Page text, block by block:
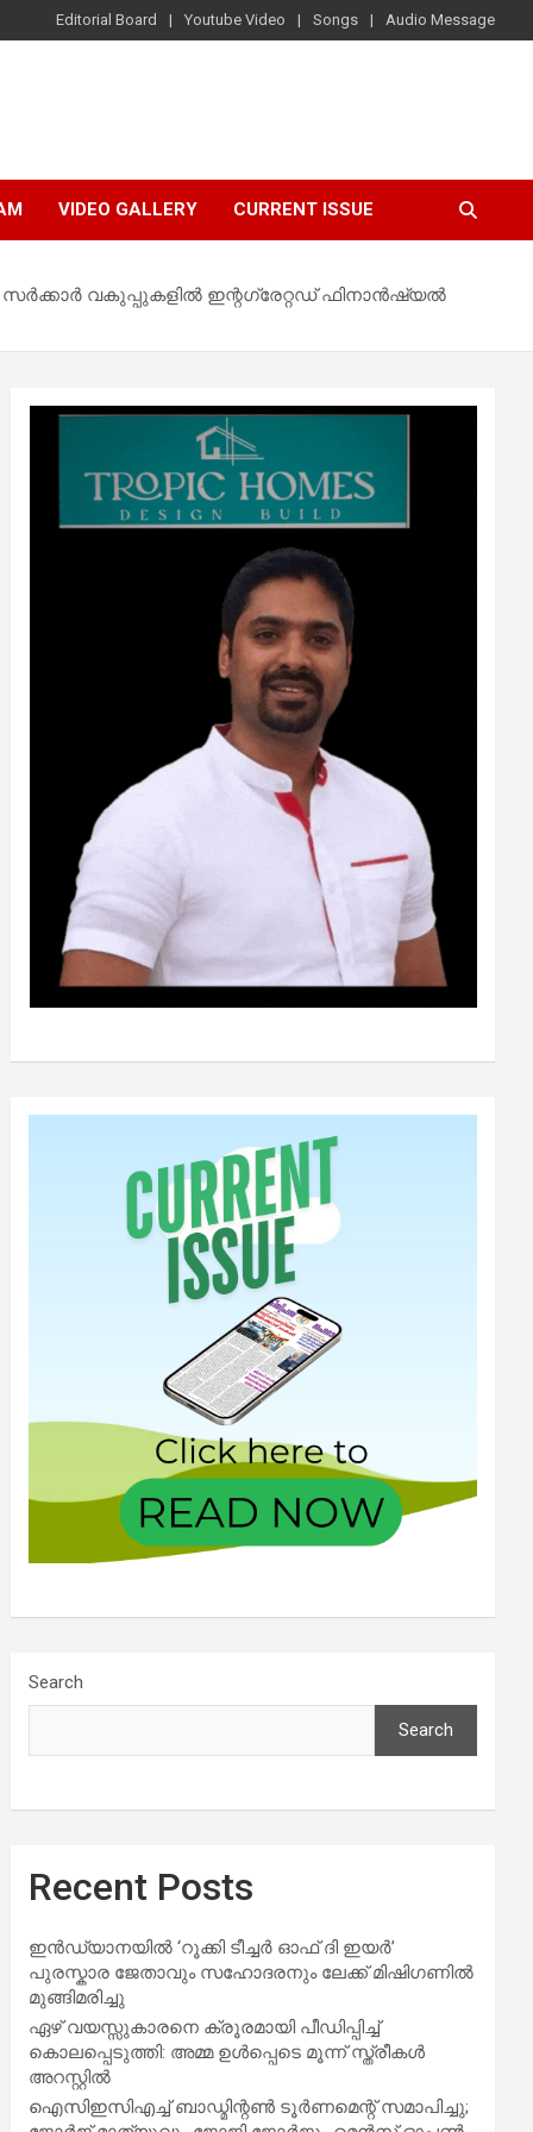
Editorial Board Youtube Video Songs Audio Message
VIDEO GALLERY CURRENT ISSUE
സര്‍ക്കാര്‍ വകുപ്പുകളില്‍ ഇന്റഗ്രേറ്റഡ് ഫിനാന്‍ഷ്യല്‍
Search
Search
Recent Posts
ഇൻഡ്യാനയിൽ ‘റൂക്കി ടീച്ചർ ഓഫ് ദി ഇയർ’
പുരസ്കാര ജേതാവും സഹോദരനും ലേക്ക് മിഷിഗണിൽ
മുങ്ങിമരിച്ചു
ഏഴ് വയസ്സുകാരനെ ക്രൂരമായി പീഡിപ്പിച്ച്
കൊലപ്പെടുത്തി: അമ്മ ഉൾപ്പെടെ മൂന്ന് സ്ത്രീകൾ
അറസ്റ്റിൽ
ഐസിഇസിഎച്ച് ബാഡ്മിന്റൺ ടൂർണമെന്റ് സമാപിച്ചു;